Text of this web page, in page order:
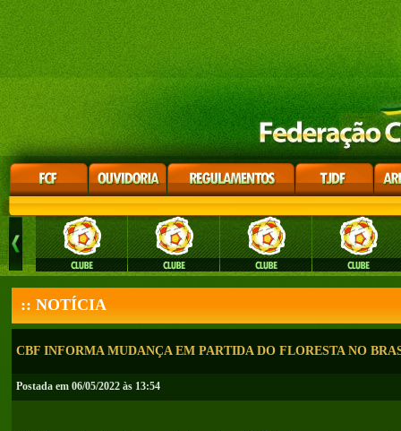
:: NOTÍCIA
CBF INFORMA MUDANÇA EM PARTIDA DO FLORESTA NO
Postada em 06/05/2022 às 13:54